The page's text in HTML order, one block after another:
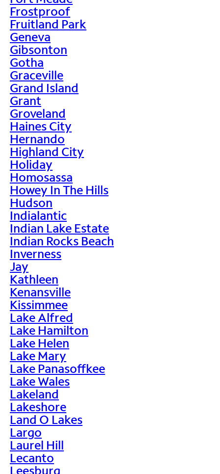
Frostproof
Fruitland Park
Geneva
Gibsonton
Gotha
Graceville
Grand Island
Grant
Groveland
Haines City
Hernando
Highland City
Holiday
Homosassa
Howey In The Hills
Hudson
Indialantic
Indian Lake Estate
Indian Rocks Beach
Inverness
Jay
Kathleen
Kenansville
Kissimmee
Lake Alfred
Lake Hamilton
Lake Helen
Lake Mary
Lake Panasoffkee
Lake Wales
Lakeland
Lakeshore
Land O Lakes
Largo
Laurel Hill
Lecanto
Leesburg